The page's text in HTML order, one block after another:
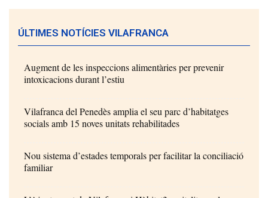
ÚLTIMES NOTÍCIES VILAFRANCA
Augment de les inspeccions alimentàries per prevenir
intoxicacions durant l’estiu
Vilafranca del Penedès amplia el seu parc d’habitatges
socials amb 15 noves unitats rehabilitades
Nou sistema d’estades temporals per facilitar la conciliació
familiar